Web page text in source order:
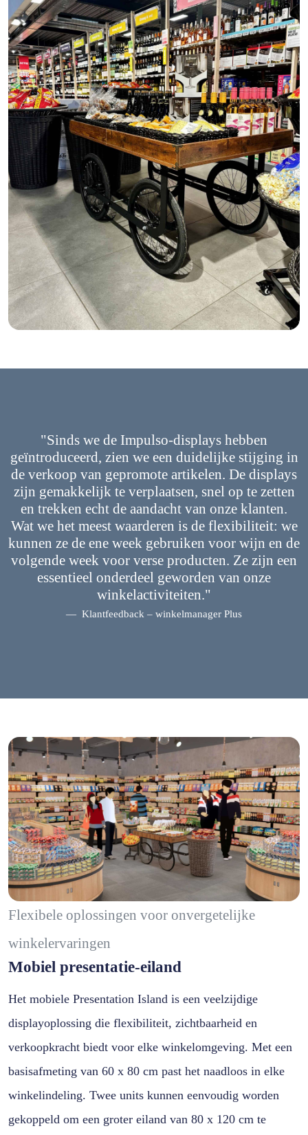
"Sinds we de Impulso-displays hebben
geïntroduceerd, zien we een duidelijke stijging in
de verkoop van gepromote artikelen. De displays
zijn gemakkelijk te verplaatsen, snel op te zetten
en trekken echt de aandacht van onze klanten.
Wat we het meest waarderen is de flexibiliteit: we
kunnen ze de ene week gebruiken voor wijn en de
volgende week voor verse producten. Ze zijn een
essentieel onderdeel geworden van onze
winkelactiviteiten."
Klantfeedback – winkelmanager Plus
Flexibele oplossingen voor onvergetelijke
winkelervaringen
Mobiel presentatie-eiland
Het mobiele Presentation Island is een veelzijdige
displayoplossing die flexibiliteit, zichtbaarheid en
verkoopkracht biedt voor elke winkelomgeving. Met een
basisafmeting van 60 x 80 cm past het naadloos in elke
winkelindeling. Twee units kunnen eenvoudig worden
gekoppeld om een groter eiland van 80 x 120 cm te